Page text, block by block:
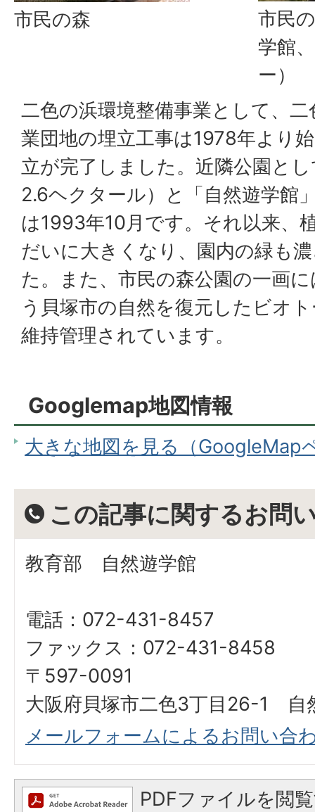
市民の森
市民
学館
ー）
二色の浜環境整備事業として、
業団地の埋立工事は1978年より
立が完了しました。近隣公園と
2.6ヘクタール）と「自然遊学館
は1993年10月です。それ以来、
だいに大きくなり、園内の緑も
た。また、市民の森公園の一画
う貝塚市の自然を復元したビオ
維持管理されています。
Googlemap地図情報
大きな地図を見る（GoogleMap
この記事に関するお問
教育部 自然遊学館
電話：072-431-8457
ファックス：072-431-8458
〒597-0091
大阪府貝塚市二色3丁目26-1 自
メールフォームによるお問い合
PDFファイルを閲